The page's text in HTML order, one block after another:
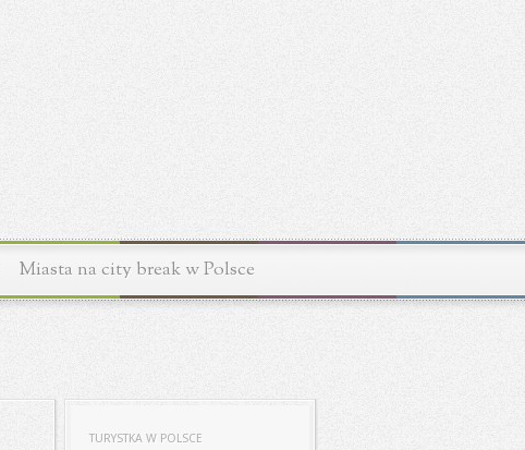
Miasta na city break w Polsce
TURYSTKA W POLSCE